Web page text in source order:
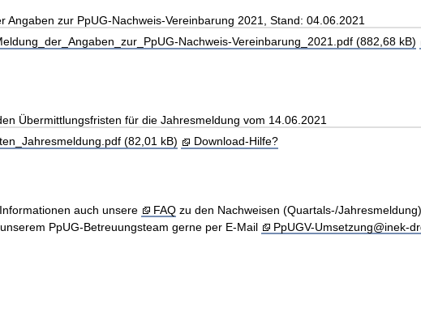
Angaben zur PpUG-Nachweis-Vereinbarung 2021, Stand: 04.06.2021
Nachweis-Vereinbarung_2021.pdf (882,68 kB)
Übermittlungsfristen für die Jahresmeldung vom 14.06.2021
(82,01 kB)
Download-Hilfe?
auch unsere FAQ zu den Nachweisen (Quartals-/
PpUG-Betreuungsteam gerne per E-Mail
PpUGV-Umsetzung@inek-